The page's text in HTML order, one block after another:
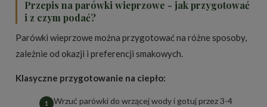
Przepis na parówki wieprzowe - jak przygotować
i z czym podać?
Parówki wieprzowe można przygotować na różne sposoby,
zależnie od okazji i preferencji smakowych.
Klasyczne przygotowanie na ciepło:
Wrzuć parówki do wrzącej wody i gotuj przez 3-4